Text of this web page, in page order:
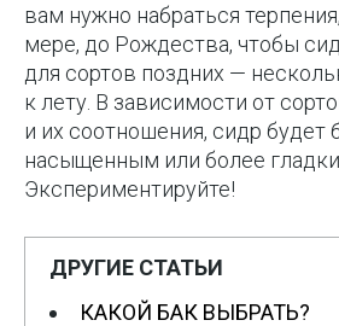
вам нужно набраться
мере, до Рождества, чтобы
для сортов поздних —
к лету. В зависимости от
и их соотношения, сидр будет
насыщенным или более
Экспериментируйте!
ДРУГИЕ СТАТЬИ
КАКОЙ БАК ВЫБРАТЬ?